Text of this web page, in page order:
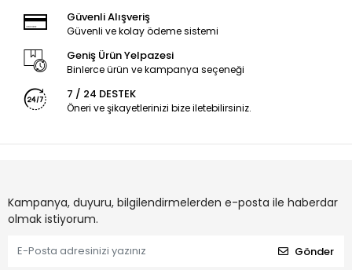
Güvenli Alışveriş
Güvenli ve kolay ödeme sistemi
Geniş Ürün Yelpazesi
Binlerce ürün ve kampanya seçeneği
7 / 24 DESTEK
Öneri ve şikayetlerinizi bize iletebilirsiniz.
Kampanya, duyuru, bilgilendirmelerden e-posta ile haberdar
olmak istiyorum.
Gönder